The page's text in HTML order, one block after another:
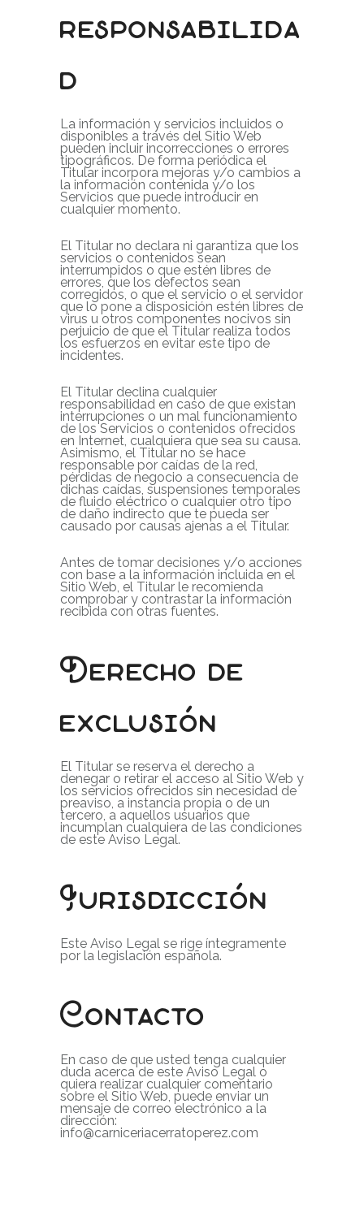
responsabilida
d
La información y servicios incluidos o
disponibles a través del Sitio Web
pueden incluir incorrecciones o errores
tipográficos. De forma periódica el
Titular incorpora mejoras y/o cambios a
la información contenida y/o los
Servicios que puede introducir en
cualquier momento.
El Titular no declara ni garantiza que los
servicios o contenidos sean
interrumpidos o que estén libres de
errores, que los defectos sean
corregidos, o que el servicio o el servidor
que lo pone a disposición estén libres de
virus u otros componentes nocivos sin
perjuicio de que el Titular realiza todos
los esfuerzos en evitar este tipo de
incidentes.
El Titular declina cualquier
responsabilidad en caso de que existan
interrupciones o un mal funcionamiento
de los Servicios o contenidos ofrecidos
en Internet, cualquiera que sea su causa.
Asimismo, el Titular no se hace
responsable por caídas de la red,
pérdidas de negocio a consecuencia de
dichas caídas, suspensiones temporales
de fluido eléctrico o cualquier otro tipo
de daño indirecto que te pueda ser
causado por causas ajenas a el Titular.
Antes de tomar decisiones y/o acciones
con base a la información incluida en el
Sitio Web, el Titular le recomienda
comprobar y contrastar la información
recibida con otras fuentes.
Derecho de
exclusión
El Titular se reserva el derecho a
denegar o retirar el acceso al Sitio Web y
los servicios ofrecidos sin necesidad de
preaviso, a instancia propia o de un
tercero, a aquellos usuarios que
incumplan cualquiera de las condiciones
de este Aviso Legal.
Jurisdicción
Este Aviso Legal se rige íntegramente
por la legislación española.
Contacto
En caso de que usted tenga cualquier
duda acerca de este Aviso Legal o
quiera realizar cualquier comentario
sobre el Sitio Web, puede enviar un
mensaje de correo electrónico a la
dirección:
info@carniceriacerratoperez.com